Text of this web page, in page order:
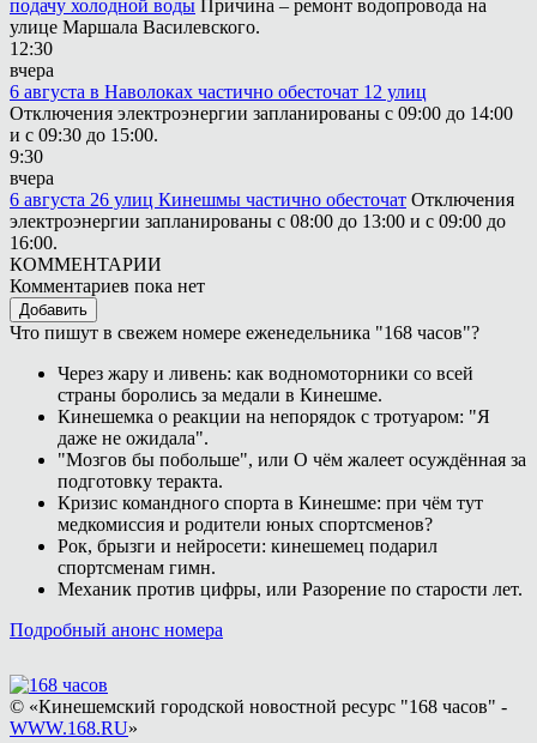
подачу холодной воды Причина – ремонт водопровода на
улице Маршала Василевского.
12:30
вчера
6 августа в Наволоках частично обесточат 12 улиц
Отключения электроэнергии запланированы с 09:00 до 14:00
и с 09:30 до 15:00.
9:30
вчера
6 августа 26 улиц Кинешмы частично обесточат Отключения
электроэнергии запланированы с 08:00 до 13:00 и с 09:00 до
16:00.
КОММЕНТАРИИ
Комментариев пока нет
Добавить
Что пишут в свежем номере еженедельника "168 часов"?
Через жару и ливень: как водномоторники со всей
страны боролись за медали в Кинешме.
Кинешемка о реакции на непорядок с тротуаром: "Я
даже не ожидала".
"Мозгов бы побольше", или О чём жалеет осуждённая за
подготовку теракта.
Кризис командного спорта в Кинешме: при чём тут
медкомиссия и родители юных спортсменов?
Рок, брызги и нейросети: кинешемец подарил
спортсменам гимн.
Механик против цифры, или Разорение по старости лет.
Подробный анонс номера
© «Кинешемский городской новостной ресурс "168 часов" -
WWW.168.RU»